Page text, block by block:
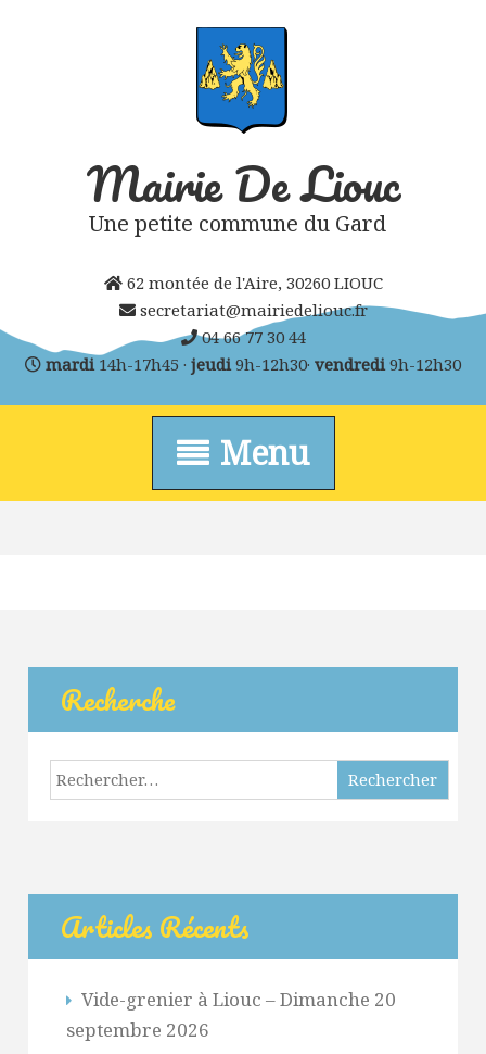
Mairie De Liouc
Une petite commune du Gard
62 montée de l'Aire, 30260 LIOUC
secretariat@mairiedeliouc.fr
04 66 77 30 44
mardi14h-17h45 · jeudi9h-12h30· vendredi9h-12h30
Recherche
Rechercher :
Articles Récents
Vide-grenier à Liouc – Dimanche 20
septembre 2026